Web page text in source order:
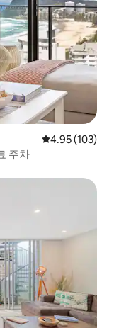
평점 4.95점(5
4.95 (103)
주차